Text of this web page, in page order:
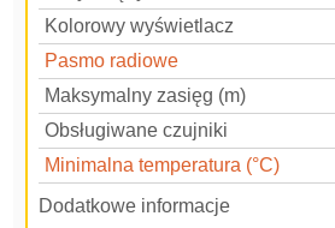
Kolorowy wyświetlacz
Pasmo radiowe
Maksymalny zasięg (m)
Obsługiwane czujniki
Minimalna temperatura (°C)
Dodatkowe informacje